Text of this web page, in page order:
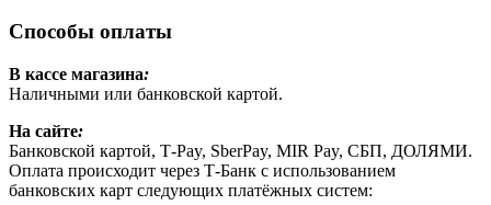
Способы оплаты
В кассе магазина:
Наличными или банковской картой.
На сайте:
Банковской картой, Т-Pay, SberPay, MIR Pay, СБП, ДОЛЯМИ.
Оплата происходит через Т-Банк с использованием
банковских карт следующих платёжных систем: